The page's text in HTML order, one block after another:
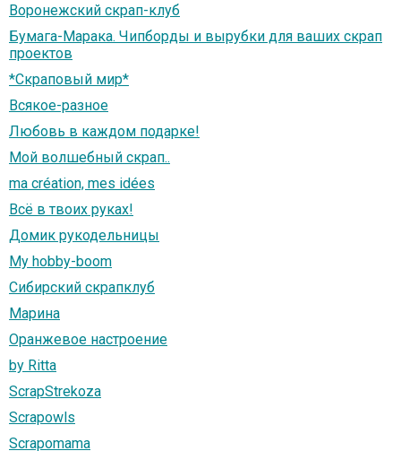
Воронежский скрап-клуб
Бумага-Марака. Чипборды и вырубки для ваших скрап
проектов
*Скраповый мир*
Всякое-разное
Любовь в каждом подарке!
Мой волшебный скрап..
ma création, mes idées
Всё в твоих руках!
Домик рукодельницы
My hobby-boom
Сибирский скрапклуб
Марина
Оранжевое настроение
by Ritta
ScrapStrekoza
Scrapowls
Scrapomama